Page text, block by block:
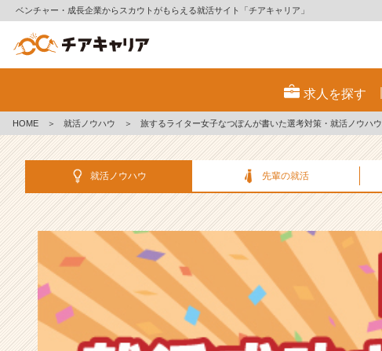
ベンチャー・成長企業からスカウトがもらえる就活サイト「チアキャリア」
策・
就
ノ
ハ
記
事
|
ベ
ン
チ
ー・
求人を探す
HOME ＞ 就活ノウハウ ＞ 旅するライター女子なつぽんが書いた選考対策・就活ノウハウ
就活ノウハウ 先輩の就活